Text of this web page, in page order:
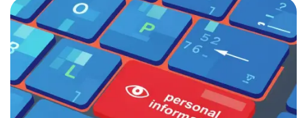
10
🪱 "Мы думаем, что правим миром, но это не
так". Как дьявольские черви меняют наше
представление о жизни на Земле
2352 0